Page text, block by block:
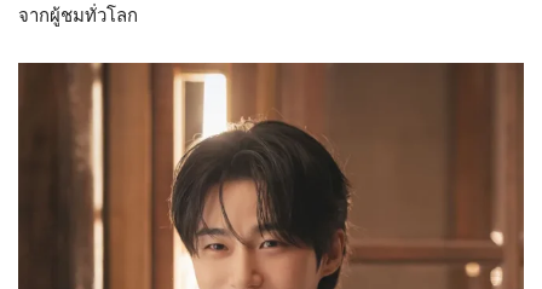
จากผู้ชมทั่วโลก